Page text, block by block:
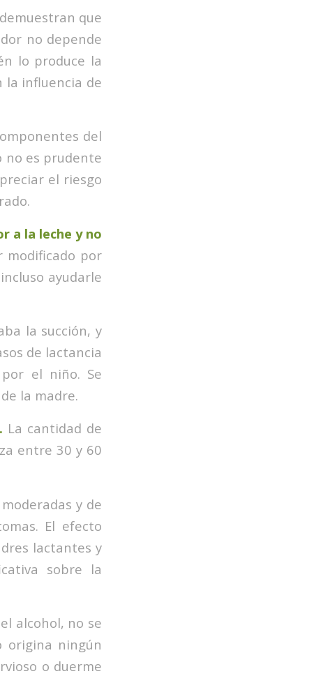
que
no depende
lo produce la
la influencia de
del
no es prudente
el riesgo
a la leche y no
modificado por
ayudarle
la succión, y
de lactancia
el niño. Se
la madre.
La cantidad de
entre 30 y 60
y de
El efecto
lactantes y
sobre la
alcohol, no se
origina ningún
o duerme